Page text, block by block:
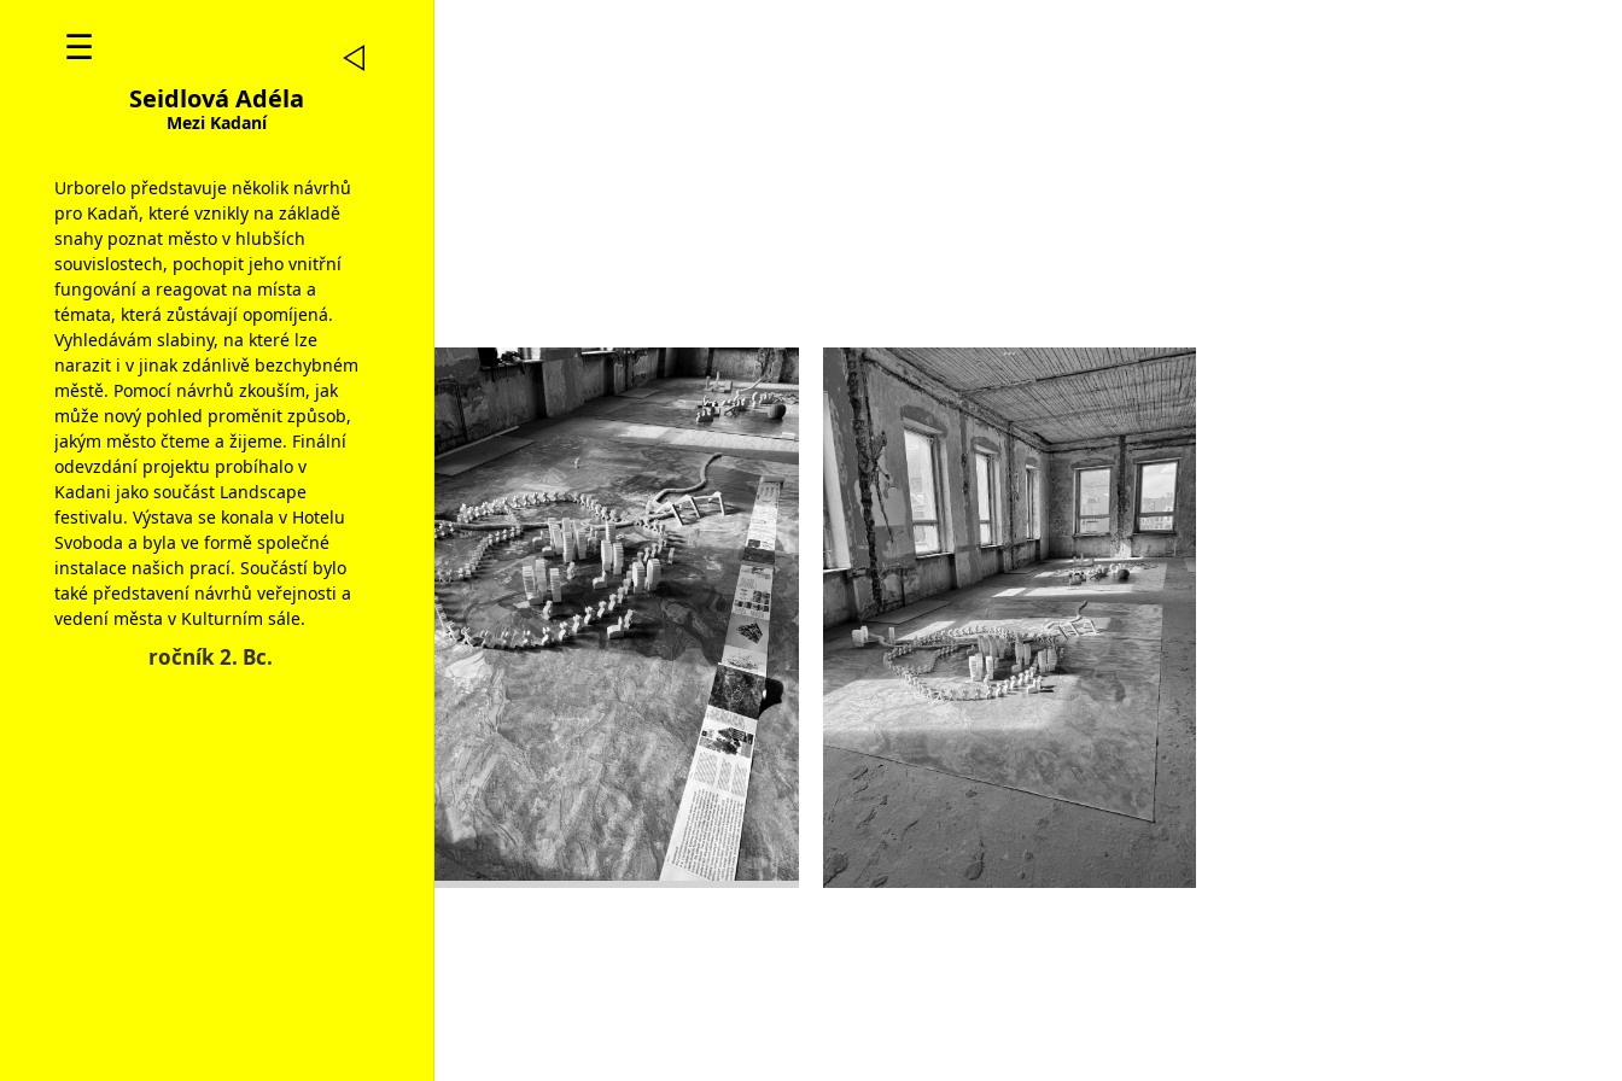
☰
Seidlová Adéla
Mezi Kadaní
Urborelo představuje několik návrhů
pro Kadaň, které vznikly na základě
snahy poznat město v hlubších
souvislostech, pochopit jeho vnitřní
fungování a reagovat na místa a
témata, která zůstávají opomíjená.
Vyhledávám slabiny, na které lze
narazit i v jinak zdánlivě bezchybném
městě. Pomocí návrhů zkouším, jak
může nový pohled proměnit způsob,
jakým město čteme a žijeme. Finální
odevzdání projektu probíhalo v
Kadani jako součást Landscape
festivalu. Výstava se konala v Hotelu
Svoboda a byla ve formě společné
instalace našich prací. Součástí bylo
také představení návrhů veřejnosti a
vedení města v Kulturním sále.
ročník 2. Bc.